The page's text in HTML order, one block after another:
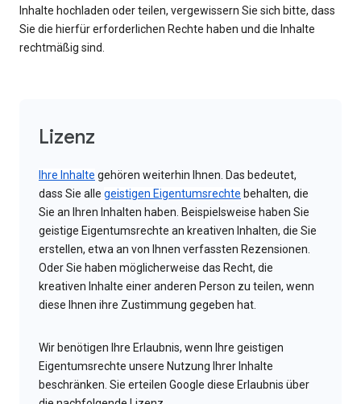
Inhalte hochladen oder teilen, vergewissern Sie sich bitte, dass
Sie die hierfür erforderlichen Rechte haben und die Inhalte
rechtmäßig sind.
Lizenz
Ihre Inhalte gehören weiterhin Ihnen. Das bedeutet,
dass Sie alle geistigen Eigentumsrechte behalten, die
Sie an Ihren Inhalten haben. Beispielsweise haben Sie
geistige Eigentumsrechte an kreativen Inhalten, die Sie
erstellen, etwa an von Ihnen verfassten Rezensionen.
Oder Sie haben möglicherweise das Recht, die
kreativen Inhalte einer anderen Person zu teilen, wenn
diese Ihnen ihre Zustimmung gegeben hat.
Wir benötigen Ihre Erlaubnis, wenn Ihre geistigen
Eigentumsrechte unsere Nutzung Ihrer Inhalte
beschränken. Sie erteilen Google diese Erlaubnis über